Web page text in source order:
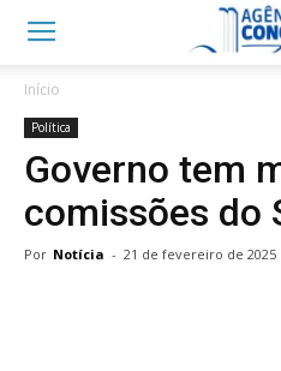
Início
Política
Governo tem
comissões do
Por Notícia - 21 de fevereiro de 2025